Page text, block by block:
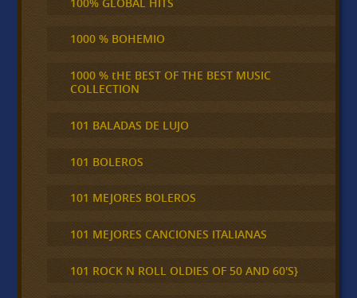
1000 % BOHEMIO
1000 % tHE BEST OF THE BEST MUSIC
COLLECTION
101 BALADAS DE LUJO
101 BOLEROS
101 MEJORES BOLEROS
101 MEJORES CANCIONES ITALIANAS
101 ROCK N ROLL OLDIES OF 50 AND 60'S}